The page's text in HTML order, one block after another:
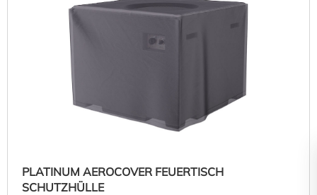
PLATINUM AEROCOVER FEUERTISCH
SCHUTZHÜLLE